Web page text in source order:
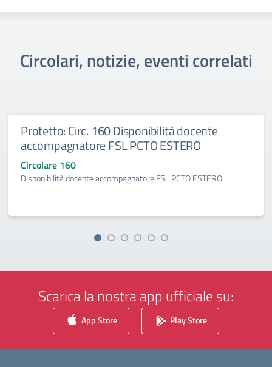
Circolari, notizie, eventi correlati
Protetto: Circ. 160 Disponibilità docente
accompagnatore FSL PCTO ESTERO
Circolare 160
Disponibilità docente accompagnatore FSL PCTO ESTERO
Scarica la nostra app ufficiale su:
App Store Play Store